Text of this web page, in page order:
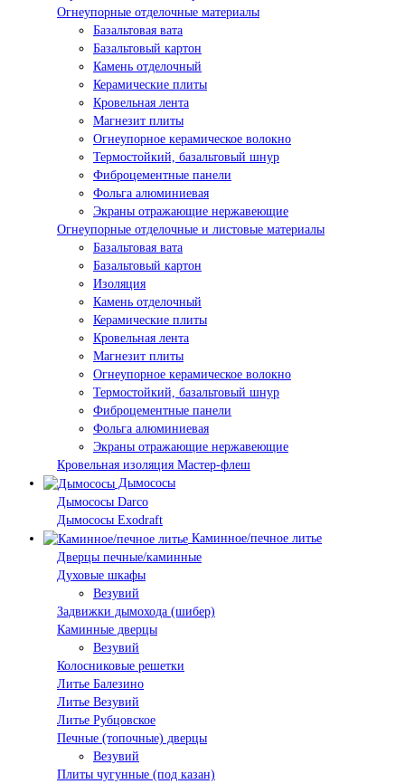
Огнеупорные отделочные материалы
Базальтовая вата
Базальтовый картон
Камень отделочный
Керамические плиты
Кровельная лента
Магнезит плиты
Огнеупорное керамическое волокно
Термостойкий, базальтовый шнур
Фиброцементные панели
Фольга алюминиевая
Экраны отражающие нержавеющие
Огнеупорные отделочные и листовые материалы
Базальтовая вата
Базальтовый картон
Изоляция
Камень отделочный
Керамические плиты
Кровельная лента
Магнезит плиты
Огнеупорное керамическое волокно
Термостойкий, базальтовый шнур
Фиброцементные панели
Фольга алюминиевая
Экраны отражающие нержавеющие
Кровельная изоляция Мастер-флеш
Дымососы
Дымососы Darco
Дымососы Exodraft
Каминное/печное литье
Дверцы печные/каминные
Духовые шкафы
Везувий
Задвижки дымохода (шибер)
Каминные дверцы
Везувий
Колосниковые решетки
Литье Балезино
Литье Везувий
Литье Рубцовское
Печные (топочные) дверцы
Везувий
Плиты чугунные (под казан)